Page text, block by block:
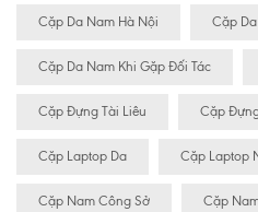
Cặp Da Nam Hà Nội Cặp
Cặp Da Nam Khi Gặp Đối Tác
Cặp Đựng Tài Liêu Cặp
Cặp Laptop Da Cặp Laptop
Cặp Nam Công Sở Cặp